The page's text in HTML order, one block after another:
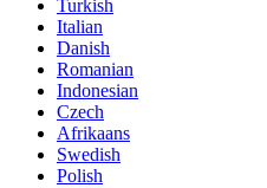
Turkish
Italian
Danish
Romanian
Indonesian
Czech
Afrikaans
Swedish
Polish